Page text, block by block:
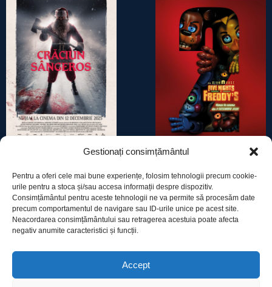
Gestionați consimțământul
Pentru a oferi cele mai bune experiențe, folosim tehnologii precum cookie-
urile pentru a stoca și/sau accesa informații despre dispozitiv.
Consimțământul pentru aceste tehnologii ne va permite să procesăm date
precum comportamentul de navigare sau ID-urile unice pe acest site.
Neacordarea consimțământului sau retragerea acestuia poate afecta
negativ anumite caracteristici și funcții.
Accept
FIVE NIGHTS AT FREDDY’S 2
Utile